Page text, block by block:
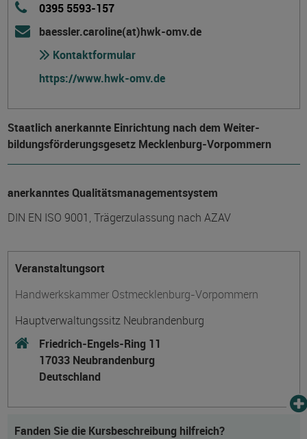
0395 5593-157
baessler.caroline(at)hwk-omv.de
Kontaktformular
https://www.hwk-omv.de
Staatlich anerkannte Einrichtung nach dem Weiter­
bildungs­förderungs­gesetz Mecklenburg-Vorpommern
anerkanntes Qualitätsmanagementsystem
DIN EN ISO 9001, Trägerzulassung nach AZAV
Veranstaltungsort
Handwerkskammer Ostmecklenburg-Vorpommern
Hauptverwaltungssitz Neubrandenburg
Friedrich-Engels-Ring 11
17033 Neubrandenburg
Deutschland
Fanden Sie die Kursbeschreibung hilfreich?